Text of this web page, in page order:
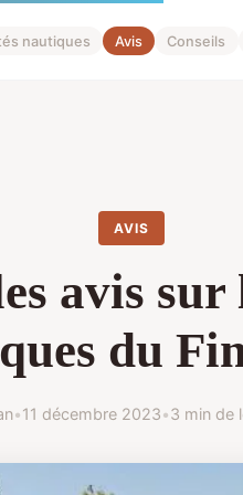
nautiques Avis Conseils
AVIS
avis sur
du
•11 décembre 2023•3 min de